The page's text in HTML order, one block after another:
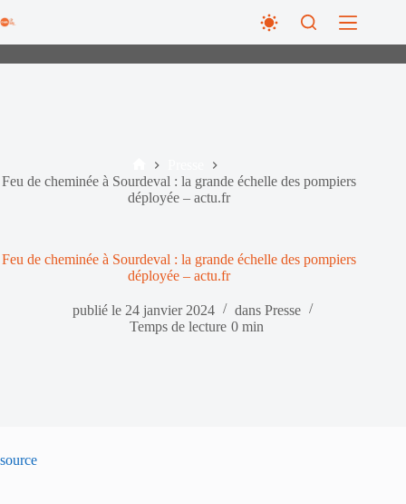
au
Accueil
Feu de cheminée à Sourdeval : la grande échelle des pompiers
déployée – actu.fr
Feu de cheminée à Sourdeval : la grande échelle des pompiers
déployée – actu.fr
publié le 24 janvier 2024 dans Presse
Temps de lecture 0 min
source